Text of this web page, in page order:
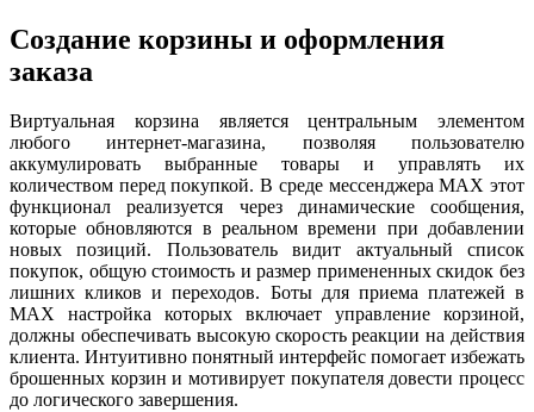
Создание корзины и оформления
заказа
Виртуальная корзина является центральным элементом
любого интернет-магазина, позволяя пользователю
аккумулировать выбранные товары и управлять их
количеством перед покупкой. В среде мессенджера MAX этот
функционал реализуется через динамические сообщения,
которые обновляются в реальном времени при добавлении
новых позиций. Пользователь видит актуальный список
покупок, общую стоимость и размер примененных скидок без
лишних кликов и переходов. Боты для приема платежей в
MAX настройка которых включает управление корзиной,
должны обеспечивать высокую скорость реакции на действия
клиента. Интуитивно понятный интерфейс помогает избежать
брошенных корзин и мотивирует покупателя довести процесс
до логического завершения.